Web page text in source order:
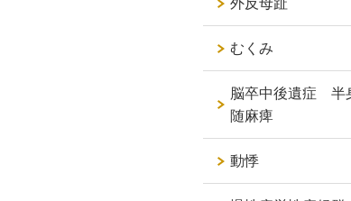
外反母趾
むくみ
脳卒中後遺症 半
随麻痺
動悸